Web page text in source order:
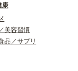
康
美容習慣
品／サプリ